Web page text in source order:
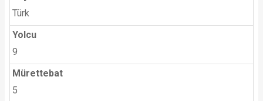
Türk
Yolcu
9
Mürettebat
5